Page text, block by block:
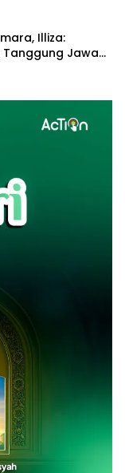
Illiza:
Tanggung Jawab